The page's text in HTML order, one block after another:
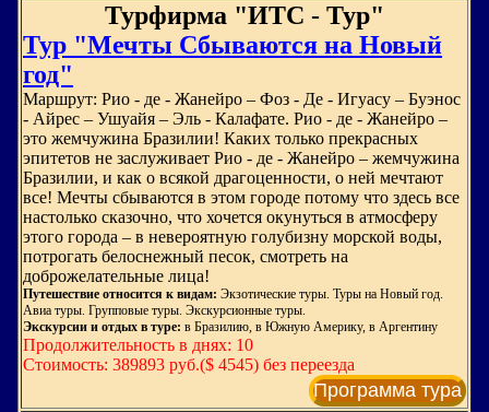
Турфирма "ИТС - Тур"
Тур "Мечты Сбываются на Новый
год"
Маршрут: Рио - де - Жанейро – Фоз - Де - Игуасу – Буэнос
- Айрес – Ушуайя – Эль - Калафате. Рио - де - Жанейро –
это жемчужина Бразилии! Каких только прекрасных
эпитетов не заслуживает Рио - де - Жанейро – жемчужина
Бразилии, и как о всякой драгоценности, о ней мечтают
все! Мечты сбываются в этом городе потому что здесь все
настолько сказочно, что хочется окунуться в атмосферу
этого города – в невероятную голубизну морской воды,
потрогать белоснежный песок, смотреть на
доброжелательные лица!
Путешествие относится к видам: Экзотические туры. Туры на Новый год.
Авиа туры. Групповые туры. Экскурсионные туры.
Экскурсии и отдых в туре: в Бразилию, в Южную Америку, в Аргентину
Продолжительность в днях: 10
Стоимость: 389893 руб.($ 4545) без переезда
Программа тура